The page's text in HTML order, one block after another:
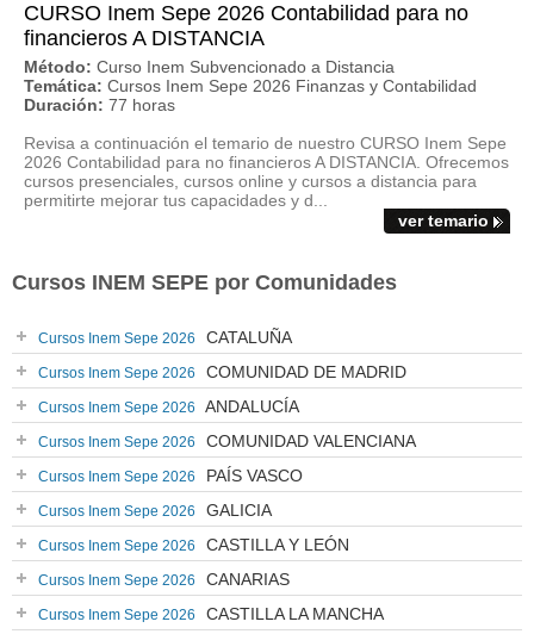
CURSO Inem Sepe 2026 Contabilidad para no
financieros A DISTANCIA
Método: Curso Inem Subvencionado a Distancia
Temática: Cursos Inem Sepe 2026 Finanzas y Contabilidad
Duración: 77 horas
Revisa a continuación el temario de nuestro CURSO Inem Sepe
2026 Contabilidad para no financieros A DISTANCIA. Ofrecemos
cursos presenciales, cursos online y cursos a distancia para
permitirte mejorar tus capacidades y d...
ver temario
Cursos INEM SEPE por Comunidades
Cursos Inem Sepe 2026 CATALUÑA
Cursos Inem Sepe 2026 COMUNIDAD DE MADRID
Cursos Inem Sepe 2026 ANDALUCÍA
Cursos Inem Sepe 2026 COMUNIDAD VALENCIANA
Cursos Inem Sepe 2026 PAÍS VASCO
Cursos Inem Sepe 2026 GALICIA
Cursos Inem Sepe 2026 CASTILLA Y LEÓN
Cursos Inem Sepe 2026 CANARIAS
Cursos Inem Sepe 2026 CASTILLA LA MANCHA